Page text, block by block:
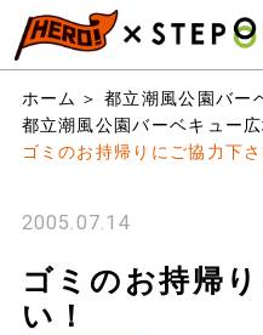
BBQ会場
検索
手ぶらBBQ
とは?
ホーム
都立潮風公園バー
都立潮風公園バーベキュー
ゴミのお持帰りにご協力下さ
2005.07.14
ゴミのお持帰
い！